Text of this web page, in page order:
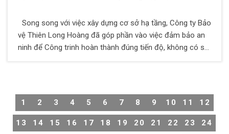
Song song với việc xây dựng cơ sở hạ tầng, Công ty Bảo
vệ Thiên Long Hoàng đã góp phần vào việc đảm bảo an
ninh để Công trinh hoàn thành đúng tiến độ, không có sự
1 2 3 4 5 6 7 8 9 10 11 12
13 14 15 16 17 18 19 20 21 22 23 24